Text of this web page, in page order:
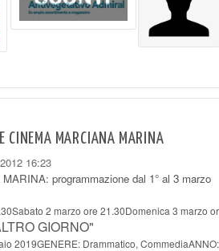
CINEMA MARCIANA MARINA
16:23
programmazione dal 1° al 3 marzo
2 marzo ore 21.30Domenica 3 marzo
GIORNO"
2019GENERE: Drammatico,